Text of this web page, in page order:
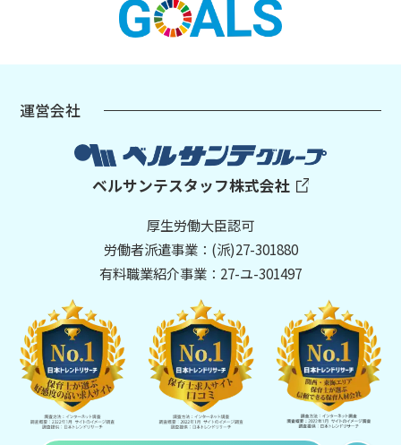
運営会社
ベルサンテスタッフ株式会社
厚生労働大臣認可
労働者派遣事業：(派)27-301880
有料職業紹介事業：27-ユ-301497